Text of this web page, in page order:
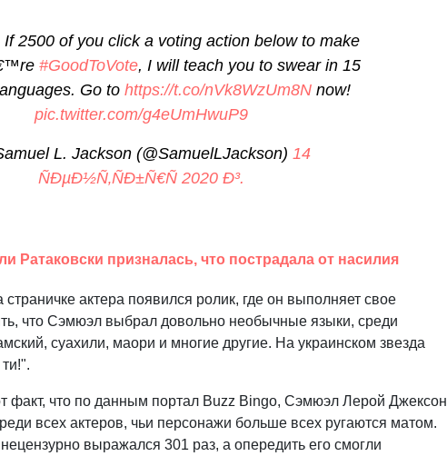
2500 of you click a voting action below to make
#GoodToVote, I will teach you to swear in 15
Go to https://t.co/nVk8WzUm8N now!
pic.twitter.com/g4eUmHwuP9
L. Jackson (@SamuelLJackson) 14
ÑÐµÐ½Ñ‚ÑÐ±Ñ€Ñ 2020 Ð³.
Ратаковски призналась, что пострадала от насилия
страничке актера появился ролик, где он выполняет свое
что Сэмюэл выбрал довольно необычные языки, среди
суахили, маори и многие другие. На украинском звезда
факт, что по данным портал Buzz Bingo, Сэмюэл Лерой Джексон
всех актеров, чьи персонажи больше всех ругаются матом.
выражался 301 раз, а опередить его смогли